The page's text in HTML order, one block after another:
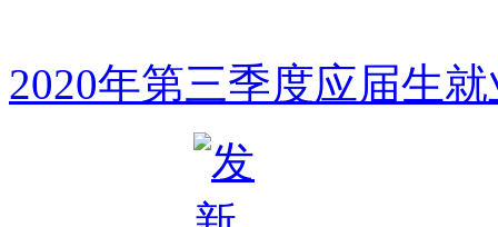
2020年第三季度应届生